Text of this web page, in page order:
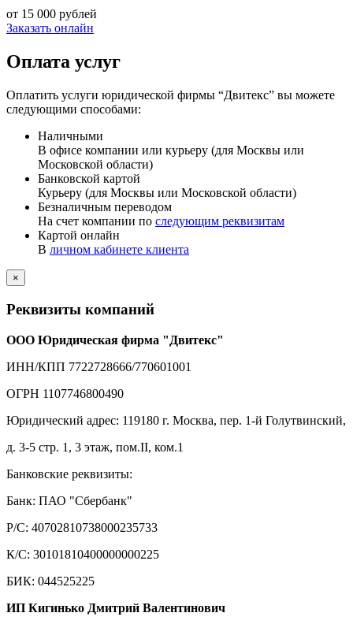
от 15 000 рублей
Заказать онлайн
Оплата услуг
Оплатить услуги юридической фирмы “Двитекс” вы можете
следующими способами:
Наличными
В офисе компании или курьеру (для Москвы или
Московской области)
Банковской картой
Курьеру (для Москвы или Московской области)
Безналичным переводом
На счет компании по следующим реквизитам
Картой онлайн
В личном кабинете клиента
×
Реквизиты компаний
ООО Юридическая фирма "Двитекс"
ИНН/КПП 7722728666/770601001
ОГРН 1107746800490
Юридический адрес: 119180 г. Москва, пер. 1-й Голутвинский,
д. 3-5 стр. 1, 3 этаж, пом.II, ком.1
Банковские реквизиты:
Банк: ПАО "Сбербанк"
Р/С: 40702810738000235733
К/С: 30101810400000000225
БИК: 044525225
ИП Кигинько Дмитрий Валентинович